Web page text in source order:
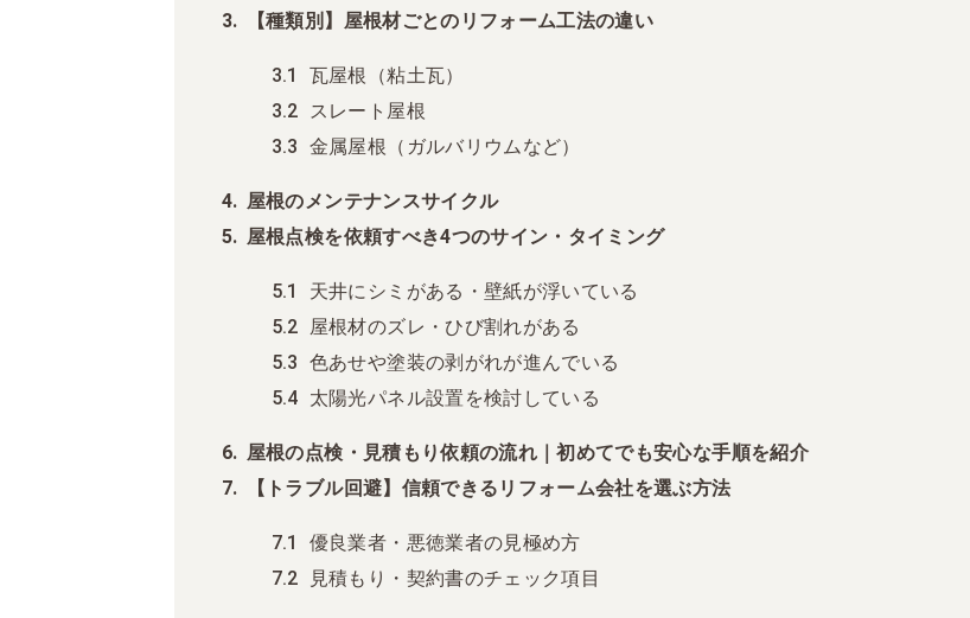
【種類別】屋根材ごとのリフォーム工法の違い
瓦屋根（粘土瓦）
スレート屋根
金属屋根（ガルバリウムなど）
屋根のメンテナンスサイクル
屋根点検を依頼すべき4つのサイン・タイミング
天井にシミがある・壁紙が浮いている
屋根材のズレ・ひび割れがある
色あせや塗装の剥がれが進んでいる
太陽光パネル設置を検討している
屋根の点検・見積もり依頼の流れ｜初めてでも安心な手順を紹介
【トラブル回避】信頼できるリフォーム会社を選ぶ方法
優良業者・悪徳業者の見極め方
見積もり・契約書のチェック項目